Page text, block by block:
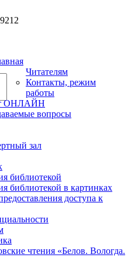
Читателям
Контакты, режим
работы
ОНЛАЙН
вопросы
зал
библиотекой
библиотекой в картинках
доступа к
чтения «Белов. Вологда.